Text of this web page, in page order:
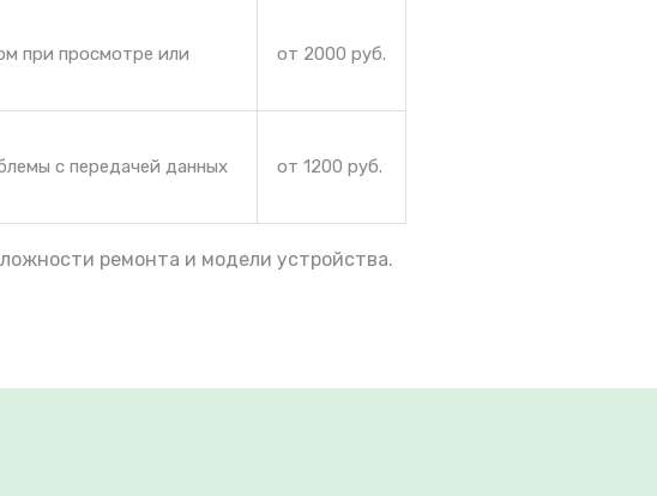
при просмотре или
от 2000 руб.
с передачей данных
от 1200 руб.
ремонта и модели устройства.